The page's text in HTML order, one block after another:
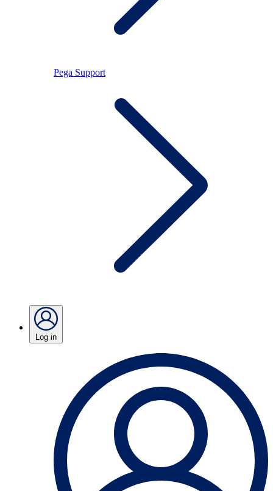
Pega Support
Log in